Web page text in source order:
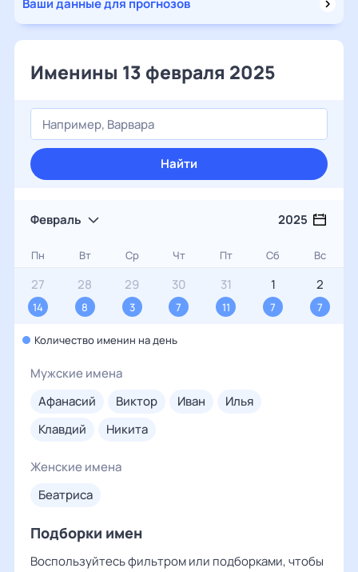
Ваши данные для прогнозов
Именины 13 февраля 2025
Найти
Февраль 2025
Пн Вт Ср Чт Пт Сб Вс
27
14
28
8
29
3
30
7
31
11
1
7
2
7
Количество именин на день
Мужские имена
афанасий
виктор иван
илья
клавдий
никита
Женские имена
беатриса
Подборки имен
Воспользуйтесь фильтром или подборками, чтобы